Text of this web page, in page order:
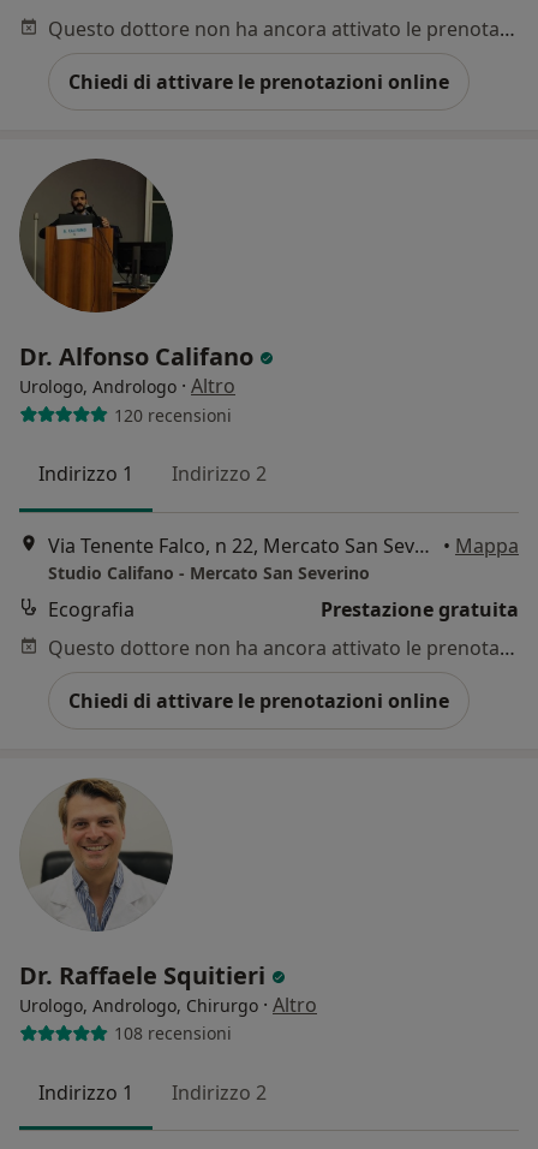
Questo dottore non ha ancora attivato le prenotazioni online presso questo indirizzo.
Chiedi di attivare le prenotazioni online
Dr. Alfonso Califano
Urologo, Andrologo · Altro
120 recensioni
Indirizzo 1 Indirizzo 2
Via Tenente Falco, n 22, Mercato San Severino • Mappa
Studio Califano - Mercato San Severino
Ecografia
Prestazione gratuita
Questo dottore non ha ancora attivato le prenotazioni online presso questo indirizzo.
Chiedi di attivare le prenotazioni online
Dr. Raffaele Squitieri
Urologo, Andrologo, Chirurgo · Altro
108 recensioni
Indirizzo 1 Indirizzo 2